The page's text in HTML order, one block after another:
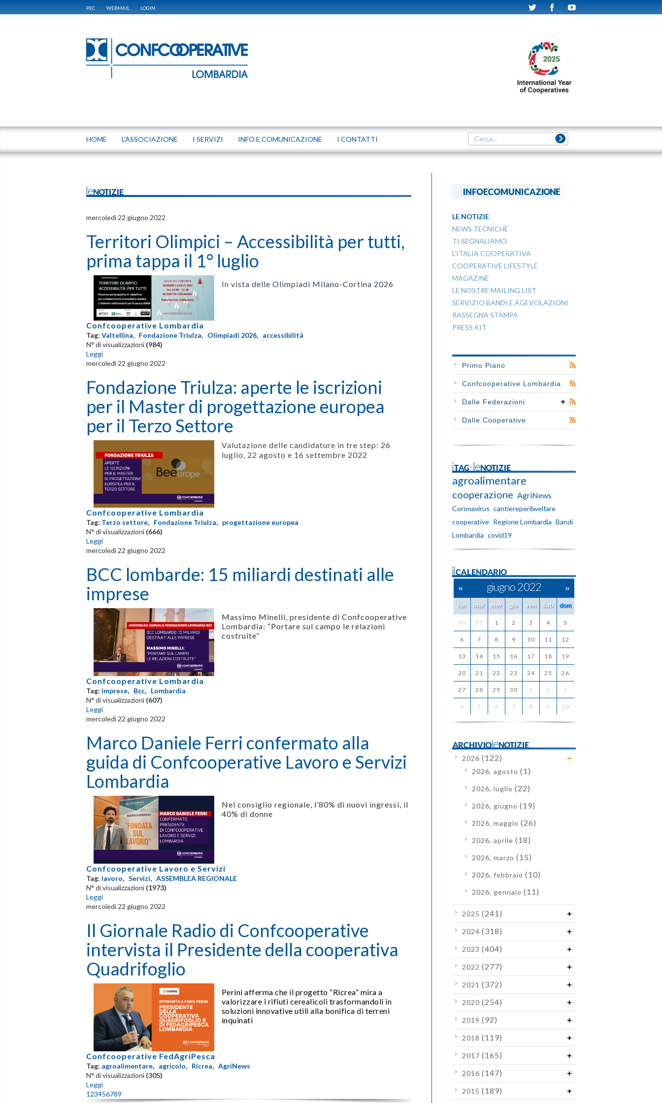
PEC WEBMAIL LOGIN
HOME L'ASSOCIAZIONE I SERVIZI INFO E COMUNICAZIONE I CONTATTI
leNOTIZIE
mercoledì 22 giugno 2022
Territori Olimpici – Accessibilità per tutti,
prima tappa il 1° luglio
In vista delle Olimpiadi Milano-Cortina 2026
Confcooperative Lombardia
Tag: Valtellina, Fondazione Triulza, Olimpiadi 2026, accessibilità
N° di visualizzazioni (984)
Leggi
mercoledì 22 giugno 2022
Fondazione Triulza: aperte le iscrizioni
per il Master di progettazione europea
per il Terzo Settore
Valutazione delle candidature in tre step: 26
luglio, 22 agosto e 16 settembre 2022
Confcooperative Lombardia
Tag: Terzo settore, Fondazione Triulza, progettazione europea
N° di visualizzazioni (666)
Leggi
mercoledì 22 giugno 2022
BCC lombarde: 15 miliardi destinati alle
imprese
Massimo Minelli, presidente di Confcooperative
Lombardia: “Portare sul campo le relazioni
costruite”
Confcooperative Lombardia
Tag: imprese, Bcc, Lombardia
N° di visualizzazioni (607)
Leggi
mercoledì 22 giugno 2022
Marco Daniele Ferri confermato alla
guida di Confcooperative Lavoro e Servizi
Lombardia
Nel consiglio regionale, l’80% di nuovi ingressi, il
40% di donne
Confcooperative Lavoro e Servizi
Tag: lavoro, Servizi, ASSEMBLEA REGIONALE
N° di visualizzazioni (1973)
Leggi
mercoledì 22 giugno 2022
Il Giornale Radio di Confcooperative
intervista il Presidente della cooperativa
Quadrifoglio
Perini afferma che il progetto “Ricrea” mira a
valorizzare i rifiuti cerealicoli trasformandoli in
soluzioni innovative utili alla bonifica di terreni
inquinati
Confcooperative FedAgriPesca
Tag: agroalimentare, agricolo, Ricrea, AgriNews
N° di visualizzazioni (305)
Leggi
1 23456789
INFOECOMUNICAZIONE
LE NOTIZIE
NEWS TECNICHE
TI SEGNALIAMO
L'ITALIA COOPERATIVA
COOPERATIVE LIFESTYLE
MAGAZINE
LE NOSTRE MAILING LIST
SERVIZIO BANDI E AGEVOLAZIONI
RASSEGNA STAMPA
PRESS KIT
Primo Piano
Confcooperative Lombardia
Dalle Federazioni
Dalle Cooperative
iTAG-leNOTIZIE
agroalimentare
cooperazione AgriNews
Coronavirus cantiereperilwelfare
cooperative Regione Lombardia Bandi
Lombardia covid19
ilCALENDARIO
« giugno 2022 »
lun mar mer gio ven sab dom
30 31 1 2 3 4 5
6 7 8 9 10 11 12
13 14 15 16 17 18 19
20 21 22 23 24 25 26
27 28 29 30 1 2 3
4 5 6 7 8 9 10
ARCHIVIOleNOTIZIE
2026 (122)
2026, agosto (1)
2026, luglio (22)
2026, giugno (19)
2026, maggio (26)
2026, aprile (18)
2026, marzo (15)
2026, febbraio (10)
2026, gennaio (11)
2025 (241)
2024 (318)
2023 (404)
2022 (277)
2021 (372)
2020 (254)
2019 (92)
2018 (119)
2017 (165)
2016 (147)
2015 (189)